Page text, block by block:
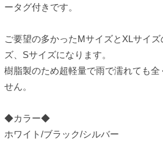
ータグ付きです。
ご要望の多かったMサイズとXLサイズ
ズ、Sサイズになります。
樹脂製のため超軽量で雨で濡れても全
せん。
◆カラー◆
ホワイト/ブラック/シルバー